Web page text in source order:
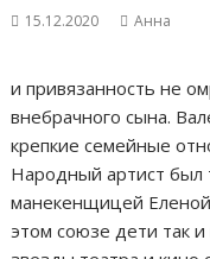
15.12.2020 Анна
и привязанность не
внебрачного сына.
крепкие семейные
Народный артист был
манекенщицей
этом союзе дети так